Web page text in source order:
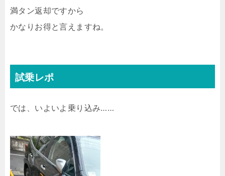
満タン返却ですから
かなりお得と言えますね。
試乗レポ
では、いよいよ乗り込み……